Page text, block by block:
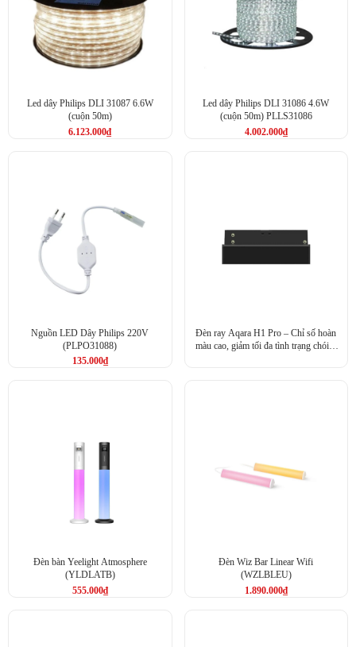
Led dây Philips DLI 31087 6.6W
(cuộn 50m)
6.123.000₫
Led dây Philips DLI 31086 4.6W
(cuộn 50m) PLLS31086
4.002.000₫
Nguồn LED Dây Philips 220V
(PLPO31088)
135.000₫
Đèn ray Aqara H1 Pro – Chỉ số hoàn
màu cao, giảm tối đa tình trạng chói –
Đèn bàn Yeelight Atmosphere
(YLDLATB)
555.000₫
Đèn Wiz Bar Linear Wifi
(WZLBLEU)
1.890.000₫